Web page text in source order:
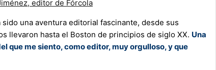
una aventura editorial fascinante, desde sus
llevaron hasta el Boston de principios de siglo XX. Una
que me siento, como editor, muy orgulloso, y que